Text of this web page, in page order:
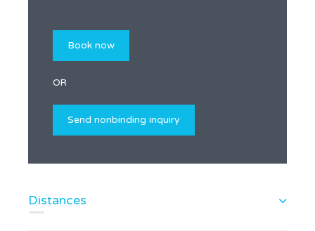
OR
Distances